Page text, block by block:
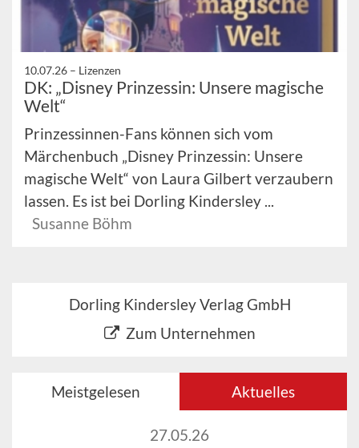
10.07.26 – Lizenzen
DK: „Disney Prinzessin: Unsere magische
Welt“
Prinzessinnen-Fans können sich vom
Märchenbuch „Disney Prinzessin: Unsere
magische Welt“ von Laura Gilbert verzaubern
lassen. Es ist bei Dorling Kindersley ...
Susanne Böhm
Dorling Kindersley Verlag GmbH
Zum Unternehmen
Meistgelesen Aktuelles
27.05.26